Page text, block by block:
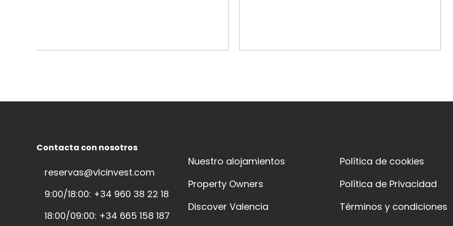
Contacta con nosotros
reservas@vlcinvest.com
9:00/18:00: +34 960 38 22 18
18:00/09:00: +34 665 158 187
Nuestro alojamientos
Property Owners
Discover Valencia
Política de cookies
Política de Privacidad
Términos y condiciones